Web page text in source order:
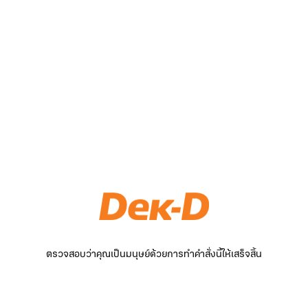
ตรวจสอบว่าคุณเป็นมนุษย์ด้วยการทำคำสั่งนี้ให้เสร็จสิ้น